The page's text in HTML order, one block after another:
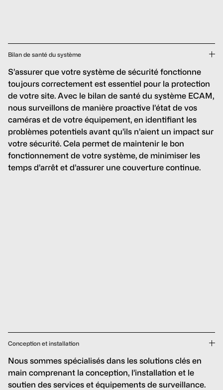
Bilan de santé du système
S’assurer que votre système de sécurité fonctionne
toujours correctement est essentiel pour la protection
de votre site. Avec le bilan de santé du système ECAM,
nous surveillons de manière proactive l’état de vos
caméras et de votre équipement, en identifiant les
problèmes potentiels avant qu’ils n’aient un impact sur
votre sécurité. Cela permet de maintenir le bon
fonctionnement de votre système, de minimiser les
temps d’arrêt et d’assurer une couverture continue.
Conception et installation
Nous sommes spécialisés dans les solutions clés en
main comprenant la conception, l’installation et le
soutien des services et équipements de surveillance.